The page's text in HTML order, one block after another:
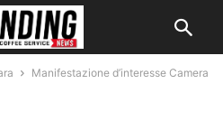
Manifestazione d’interesse Camera